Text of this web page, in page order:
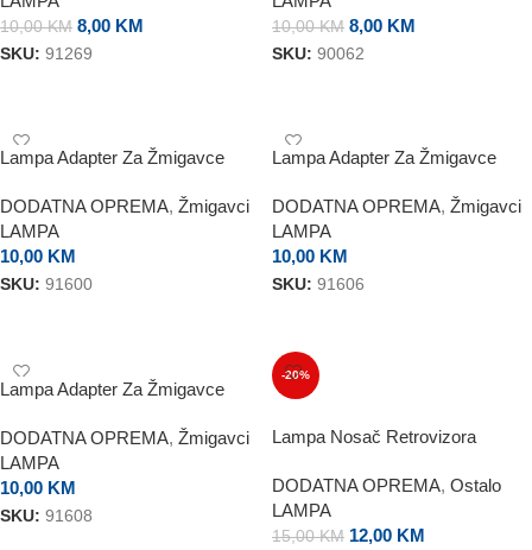
10,00KM 8,00 KM
SKU: 91269
10,00KM 8,00 KM
SKU: 90062
Lampa Adapter Za Žmigavce
DODATNA OPREMA, Žmigavci
LAMPA
10,00 KM
SKU: 91600
Lampa Adapter Za Žmigavce
DODATNA OPREMA, Žmigavci
LAMPA
10,00 KM
SKU: 91606
Lampa Adapter Za Žmigavce
DODATNA OPREMA, Žmigavci
LAMPA
10,00 KM
SKU: 91608
-20%
Lampa Nosač Retrovizora
DODATNA OPREMA, Ostalo
LAMPA
15,00KM 12,00 KM